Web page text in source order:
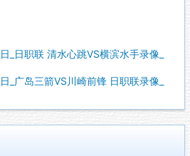
_日职联 清水心跳VS横滨水手录像_
广岛三箭VS川崎前锋 日职联录像_